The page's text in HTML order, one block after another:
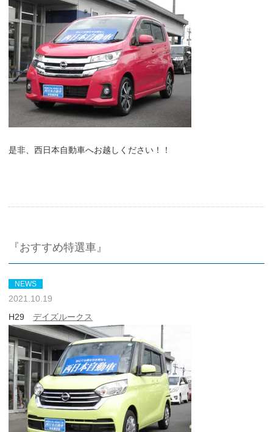
是非、西日本自動車へお越しください！！
『おすすめ特選車』
NEWS
2021.10.19
H29デイズルークス